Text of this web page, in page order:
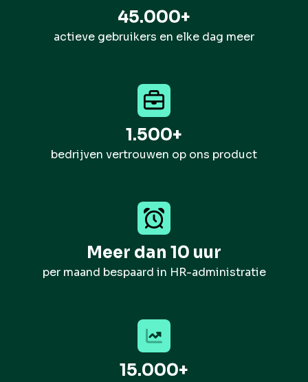
45.000+
actieve gebruikers en elke dag meer
1.500+
bedrijven vertrouwen op ons product
Meer dan 10 uur
per maand bespaard in HR-administratie
15.000+